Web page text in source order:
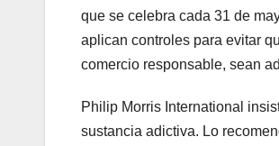
que se celebra cada 31 de
aplican controles para evitar
comercio responsable, sean
Philip Morris International
sustancia adictiva. Lo